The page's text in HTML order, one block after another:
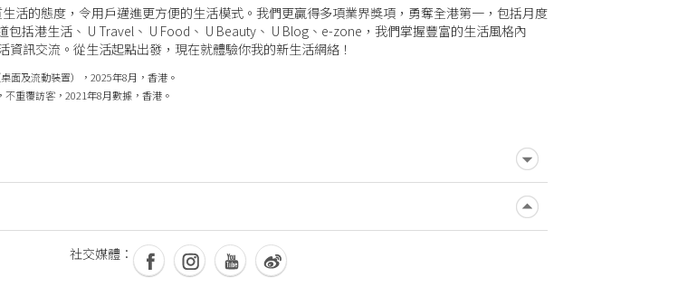
活的態度，令用戶邁進更方便的生活模式。我們更贏得多項業界獎項，勇奪全港第一，包括月度
括港生活、 U Travel、 U Food、 U Beauty、 U Blog、e-zone，我們掌握豐富的生活風格內
訊交流。從生活起點出發，現在就體驗你我的新生活網絡！
面及流動裝置），2025年8月，香港。
重覆訪客，2021年8月數據，香港。
社交媒體：